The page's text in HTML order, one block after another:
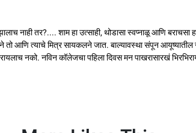
नाही तर?.... शाम हा उत्साही, थोडासा स्वप्नाळू आणि
तो आणि त्याचे मित्र सायकलने जात. बाल्यावस्था संपून
नको. नविन कॉलेजचा पहिला दिवस मन पाखरासारखं